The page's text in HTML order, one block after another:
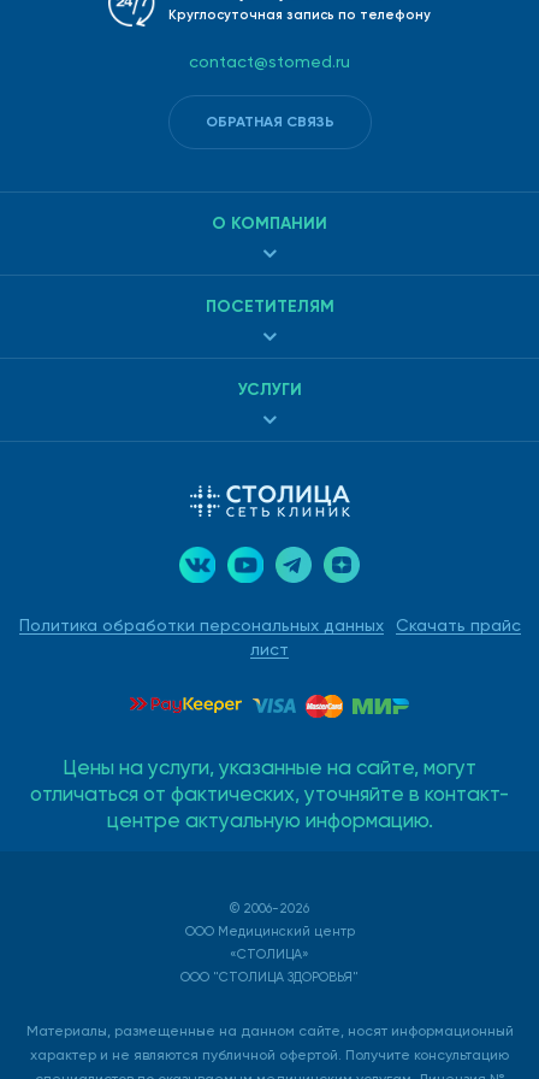
Политика обработки персональных данных
Скачать прайс
лист
О КОМПАНИИ
ПОСЕТИТЕЛЯМ
УСЛУГИ
Круглосуточная запись по телефону
contact@stomed.ru
ОБРАТНАЯ СВЯЗЬ
Цены на услуги, указанные на сайте, могут
отличаться от фактических, уточняйте в контакт-
центре актуальную информацию.
© 2006-2026
ООО Медицинский центр
«СТОЛИЦА»
ООО "СТОЛИЦА ЗДОРОВЬЯ"
Материалы, размещенные на данном сайте, носят информационный
характер и не являются публичной офертой. Получите консультацию